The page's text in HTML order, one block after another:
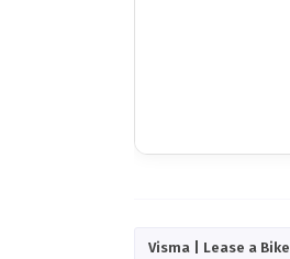
Visma | Lease a Bike